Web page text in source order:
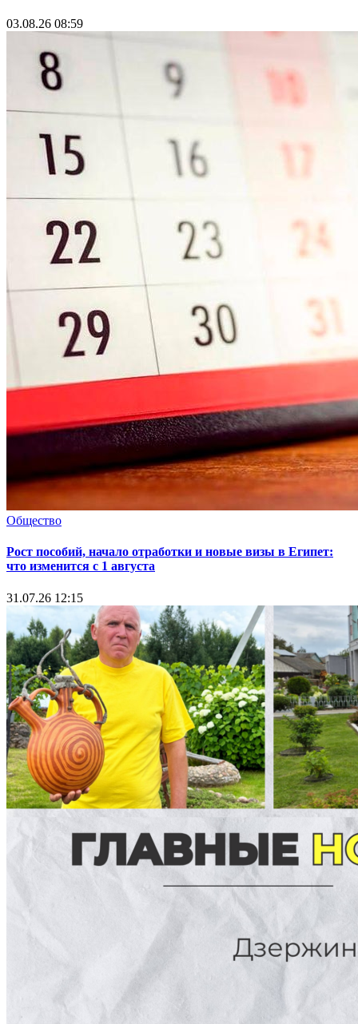
03.08.26 08:59
Общество
Рост пособий, начало отработки и новые визы в Египет:
что изменится с 1 августа
31.07.26 12:15